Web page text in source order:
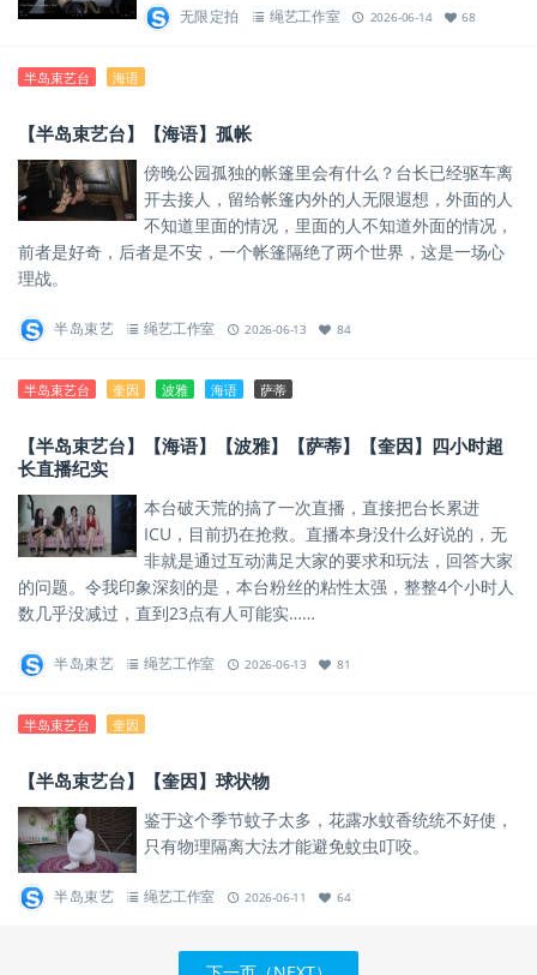
无限定拍 绳艺工作室 2026-06-14 68
半岛束艺台 海语
【半岛束艺台】【海语】孤帐
傍晚公园孤独的帐篷里会有什么？台长已经驱车离
开去接人，留给帐篷内外的人无限遐想，外面的人
不知道里面的情况，里面的人不知道外面的情况，
前者是好奇，后者是不安，一个帐篷隔绝了两个世界，这是一场心
理战。
半岛束艺 绳艺工作室 2026-06-13 84
半岛束艺台 奎因 波雅 海语 萨蒂
【半岛束艺台】【海语】【波雅】【萨蒂】【奎因】四小时超
长直播纪实
本台破天荒的搞了一次直播，直接把台长累进
ICU，目前扔在抢救。直播本身没什么好说的，无
非就是通过互动满足大家的要求和玩法，回答大家
的问题。令我印象深刻的是，本台粉丝的粘性太强，整整4个小时人
数几乎没减过，直到23点有人可能实……
半岛束艺 绳艺工作室 2026-06-13 81
半岛束艺台 奎因
【半岛束艺台】【奎因】球状物
鉴于这个季节蚊子太多，花露水蚊香统统不好使，
只有物理隔离大法才能避免蚊虫叮咬。
半岛束艺 绳艺工作室 2026-06-11 64